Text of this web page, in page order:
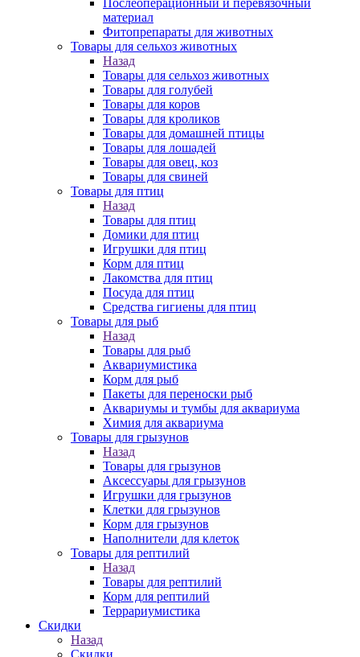
Послеоперационный и перевязочный
материал
Фитопрепараты для животных
Товары для сельхоз животных
Назад
Товары для сельхоз животных
Товары для голубей
Товары для коров
Товары для кроликов
Товары для домашней птицы
Товары для лошадей
Товары для овец, коз
Товары для свиней
Товары для птиц
Назад
Товары для птиц
Домики для птиц
Игрушки для птиц
Корм для птиц
Лакомства для птиц
Посуда для птиц
Средства гигиены для птиц
Товары для рыб
Назад
Товары для рыб
Аквариумистика
Корм для рыб
Пакеты для переноски рыб
Аквариумы и тумбы для аквариума
Химия для аквариума
Товары для грызунов
Назад
Товары для грызунов
Аксессуары для грызунов
Игрушки для грызунов
Клетки для грызунов
Корм для грызунов
Наполнители для клеток
Товары для рептилий
Назад
Товары для рептилий
Корм для рептилий
Террариумистика
Скидки
Назад
Скидки